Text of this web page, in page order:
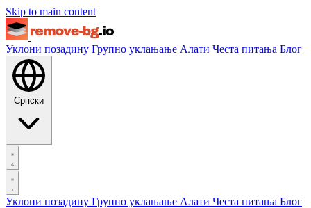
Skip to main content
Уклони позадину Групно уклањање Алати Честа питања Блог
Српски
Уклони позадину Групно уклањање Алати Честа питања Блог